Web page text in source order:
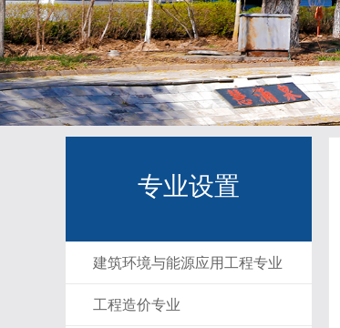
专业设置
建筑环境与能源应用工程专业
工程造价专业